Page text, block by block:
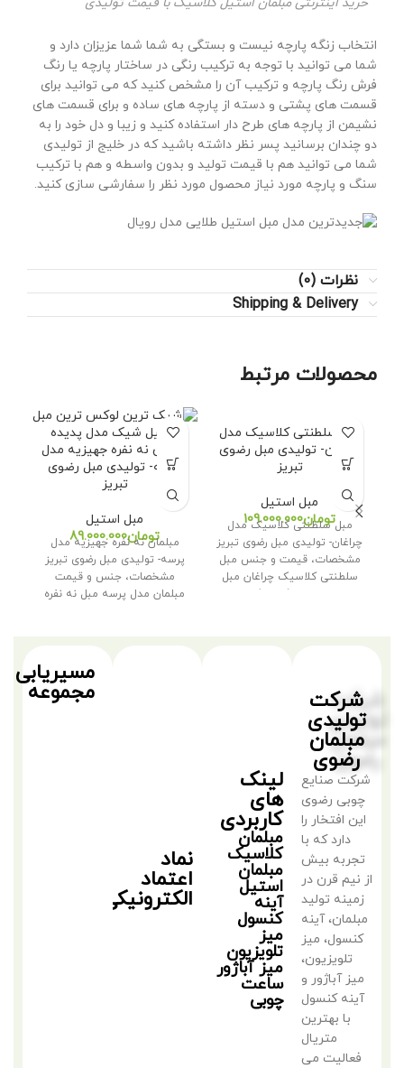
خرید اینترنتی مبلمان استیل کلاسیک با قیمت تولیدی
انتخاب زنگه پارچه نیست و بستگی به شما شما عزیزان دارد و
شما می توانید با توجه به ترکیب رنگی در ساختار پارچه یا رنگ
فرش رنگ پارچه و ترکیب آن را مشخص کنید که می توانید برای
قسمت های پشتی و دسته از پارچه های ساده و برای قسمت های
نشیمن از پارچه های طرح دار استفاده کنید و زیبا و دل خود را به
دو چندان برسانید پسر نظر داشته باشید که در خلیج از تولیدی
شما می توانید هم با قیمت تولید و بدون واسطه و هم با ترکیب
سنگ و پارچه مورد نیاز محصول مورد نظر را سفارشی سازی کنید.
نظرات (0)
Shipping & Delivery
محصولات مرتبط
مبل سلطنتی کلاسیک مدل
چراغان- تولیدی مبل رضوی
تبریز
مبل استیل
تومان
مبل سلطنتی کلاسیک مدل
چراغان- تولیدی مبل رضوی تبریز
مشخصات، قیمت و جنس مبل
سلطنتی کلاسیک چراغان مبل
سلطنتی کلاسیک
مبلمان نه نفره جهیزیه مدل
پرسه- تولیدی مبل رضوی
تبریز
مبل استیل
تومان
مبلمان نه نفره جهیزیه مدل
پرسه- تولیدی مبل رضوی تبریز
مشخصات، جنس و قیمت
مبلمان مدل پرسه مبل نه نفره
شرکت
تولیدی
مبلمان
رضوی
شرکت صنایع
چوبی رضوی
این افتخار را
دارد که با
تجربه بیش
از نیم قرن در
زمینه تولید
مبلمان، آینه
کنسول، میز
تلویزیون،
میز آباژور و
آینه کنسول
با بهترین
متریال
فعالیت می
لینک
های
کاربردی
مبلمان
کلاسیک
مبلمان
استیل
آینه
کنسول
میز
تلویزیون
میز آباژور
ساعت
چوبی
نماد
اعتماد
الکترونیکی
مسیریابی
مجموعه